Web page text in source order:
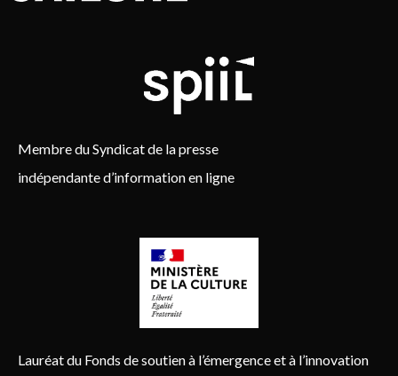
Membre du Syndicat de la presse
indépendante d’information en ligne
Lauréat du Fonds de soutien à l’émergence et à l’innovation